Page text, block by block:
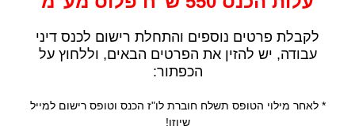
לקבלת פרטים נוספים והתחלת רישום לכנס דיני
עבודה, יש להזין את הפרטים הבאים, וללחוץ על
הכפתור:
* לאחר מילוי הטופס תשלח חוברת לו"ז הכנס וטופס רישום למייל
שיוזן!